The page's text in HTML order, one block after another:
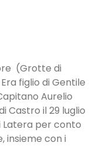
(Grotte di
figlio di Gentile
Aurelio
Castro il 29 luglio
Latera per conto
insieme con i